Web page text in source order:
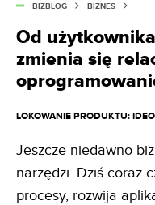
BIZBLOG BIZNES
Od
zmienia się
LOKOWANIE PRODUKTU: IDEO
Jeszcze niedawno
narzędzi. Dziś coraz
procesy, rozwija